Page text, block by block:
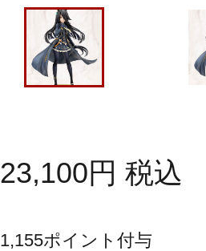
23,100円 税込
1,155ポイント付与